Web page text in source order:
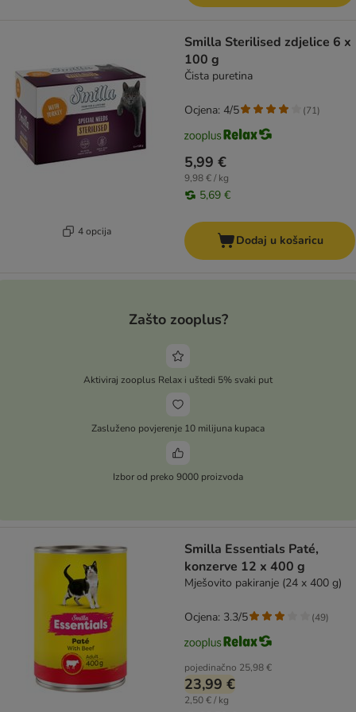
4 opcija
Smilla Sterilised zdjelice 6 x
100 g
Čista puretina
5,99 €
9,98 € / kg
5,69 €
Ocjena: 4/5 (71)
Dodaj u košaricu
Zašto zooplus?
Aktiviraj zooplus Relax i uštedi 5% svaki put
Zasluženo povjerenje 10 milijuna kupaca
Izbor od preko 9000 proizvoda
Smilla Essentials Paté,
konzerve 12 x 400 g
Mješovito pakiranje (24 x 400 g)
pojedinačno 25,98 €
23,99 €
2,50 € / kg
Ocjena: 3.3/5 (49)